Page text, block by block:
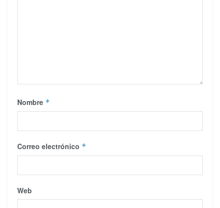
Nombre *
Correo electrónico *
Web